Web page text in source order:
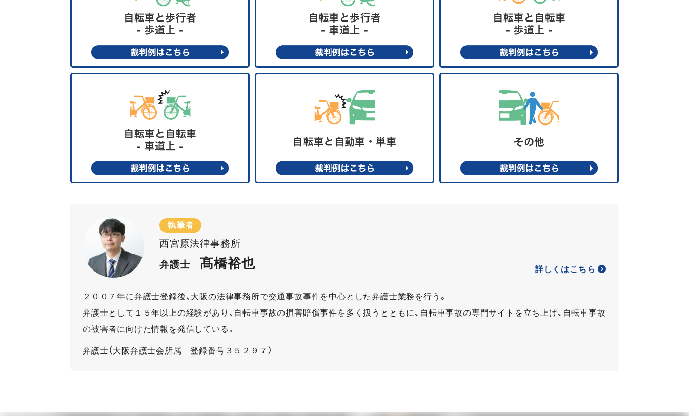
執筆者
西宮原法律事務所
弁護士 髙橋裕也 詳しくはこちら
２００７年に弁護士登録後、大阪の法律事務所で交通事故事件を中心とした弁護士業務を行う。
弁護士として１５年以上の経験があり、自転車事故の損害賠償事件を多く扱うとともに、自転車事故の専門サイトを立ち上げ、自転車事故
の被害者に向けた情報を発信している。
弁護士（大阪弁護士会所属 登録番号３５２９７）